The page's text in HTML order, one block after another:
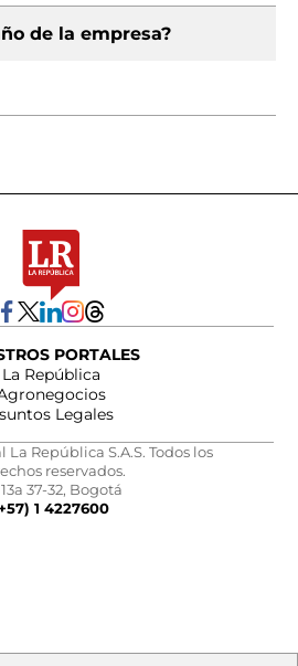
de la empresa?
PORTALES
La República
Legales
República S.A.S. Todos los
reservados.
37-32, Bogotá
1 4227600